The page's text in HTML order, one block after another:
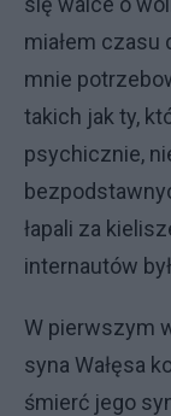
miałem czasu
mnie
takich jak ty,
psychicznie,
łapali za
internautów
W pierwszym
syna Wałęsa
śmierć jego